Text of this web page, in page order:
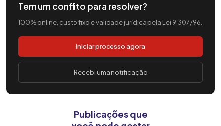
Tem um conflito para resolver?
100% online, custo fixo e validade jurídica pela Lei 9.307/96.
Iniciar processo agora
Recebi uma notificação
Publicações que